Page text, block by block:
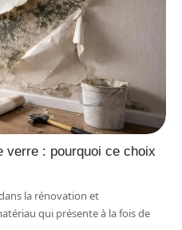
verre : pourquoi ce choix
la rénovation et
qui présente à la fois de